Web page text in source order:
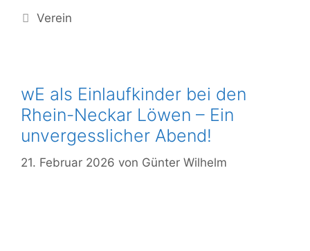
Verein
wE als Einlaufkinder bei den
Rhein-Neckar Löwen – Ein
unvergesslicher Abend!
21. Februar 2026 von Günter Wilhelm